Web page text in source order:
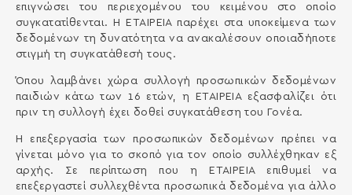
επιγνώσει του περιεχομένου του κειμένου στο οποίο
συγκατατίθενται. Η ΕΤΑΙΡΕΙΑ παρέχει στα υποκείμενα των
δεδομένων τη δυνατότητα να ανακαλέσουν οποιαδήποτε
στιγμή τη συγκατάθεσή τους.
Όπου λαμβάνει χώρα συλλογή προσωπικών δεδομένων
παιδιών κάτω των 16 ετών, η ΕΤΑΙΡΕΙΑ εξασφαλίζει ότι
πριν τη συλλογή έχει δοθεί συγκατάθεση του Γονέα.
Η επεξεργασία των προσωπικών δεδομένων πρέπει να
γίνεται μόνο για το σκοπό για τον οποίο συλλέχθηκαν εξ
αρχής. Σε περίπτωση που η ΕΤΑΙΡΕΙΑ επιθυμεί να
επεξεργαστεί συλλεχθέντα προσωπικά δεδομένα για άλλο